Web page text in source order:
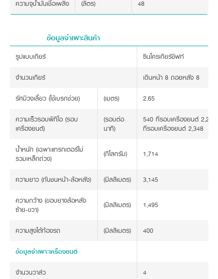
ความจุน้ำมันเชื้อเพลิง (ลิตร) 48
ข้อมูลจำเพาะสินค้า
รูปแบบเกียร์ ซินโครเกียร์ชิฟท์
จำนวนเกียร์ เดินหน้า 8 ถอยหลัง 8
รัศมีวงเลี้ยว (ใช้เบรกช่วย) (เมตร) 2.65
ความเร็วรอบพีทีโอ (รอบ
เครื่องยนต์)
(รอบต่อ
นาที)
540 ที่รอบเครื่องยนต์
ที่รอบเครื่องยนต์ 2,348
น้ำหนัก (เฉพาะแทรกเตอร์ไม่
รวมเหล็กถ่วง)
(กิโลกรัม) 1,714
ความยาว (กันชนหน้า-ล้อหลัง) (มิลลิเมตร) 3,145
ความกว้าง (ขอบยางล้อหลัง
ซ้าย-ขวา)
(มิลลิเมตร) 1,495
ความสูงใต้ท้องรถ (มิลลิเมตร) 400
ข้อมูลจำเพาะเครื่องยนต์
จำนวนวาล์ว 4